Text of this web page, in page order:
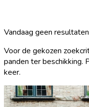
Vandaag geen
Voor de gekozen
panden ter beschikking.
keer.